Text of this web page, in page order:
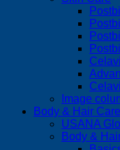
Image
Body & Hair Care
USANA
Body &